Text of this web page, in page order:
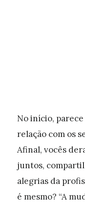
No início,
relação com os
Afinal, vocês
juntos,
alegrias da
é mesmo? “A